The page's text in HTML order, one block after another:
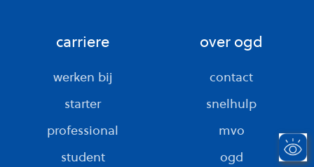
carriere
werken bij
starter
professional
student
over ogd
contact
snelhulp
mvo
ogd